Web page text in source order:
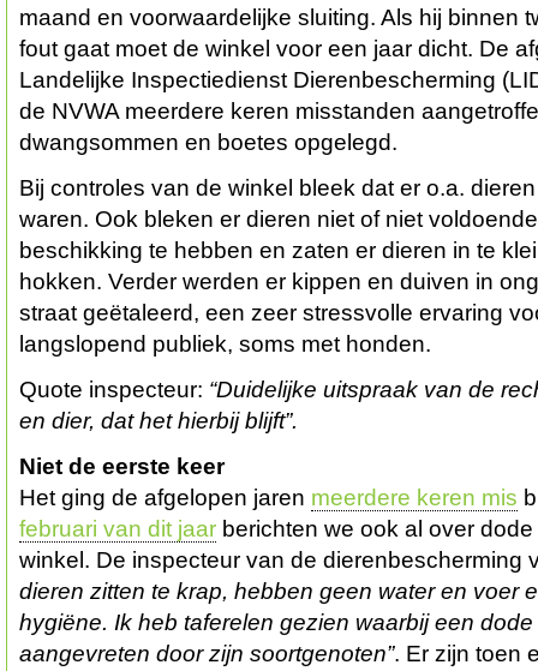
maand en voorwaardelijke sluiting. Als hij binnen
fout gaat moet de winkel voor een jaar dicht. De
Landelijke Inspectiedienst Dierenbescherming
de NVWA meerdere keren misstanden
dwangsommen en boetes opgelegd.
Bij controles van de winkel bleek dat er o.a.
waren. Ook bleken er dieren niet of niet
beschikking te hebben en zaten er dieren in te
hokken. Verder werden er kippen en duiven in
straat geëtaleerd, een zeer stressvolle ervaring
langslopend publiek, soms met honden.
Quote inspecteur: “Duidelijke uitspraak van de
en dier, dat het hierbij blijft”.
Niet de eerste keer
Het ging de afgelopen jaren meerdere keren mis
februari van dit jaar berichten we ook al over
winkel. De inspecteur van de dierenbescherming
dieren zitten te krap, hebben geen water en voer
hygiëne. Ik heb taferelen gezien waarbij een
aangevreten door zijn soortgenoten”. Er zijn toen